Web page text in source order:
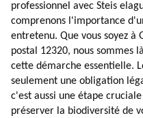
professionnel avec Steis
comprenons l'importance
entretenu. Que vous soyez à
postal 12320, nous sommes
cette démarche essentielle.
seulement une obligation
c'est aussi une étape
préserver la biodiversité de